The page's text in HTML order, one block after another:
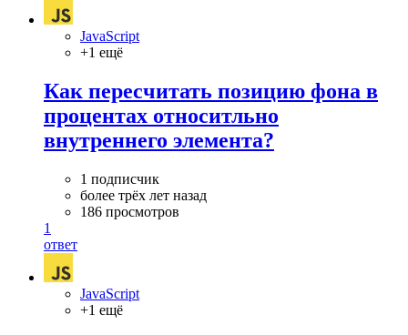
JavaScript
+1 ещё
Как пересчитать позицию фона в
процентах относитльно
внутреннего элемента?
1 подписчик
более трёх лет назад
186 просмотров
1
ответ
JavaScript
+1 ещё